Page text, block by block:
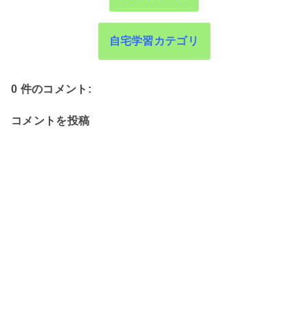
自宅学習カテゴリ
0 件のコメント:
コメントを投稿